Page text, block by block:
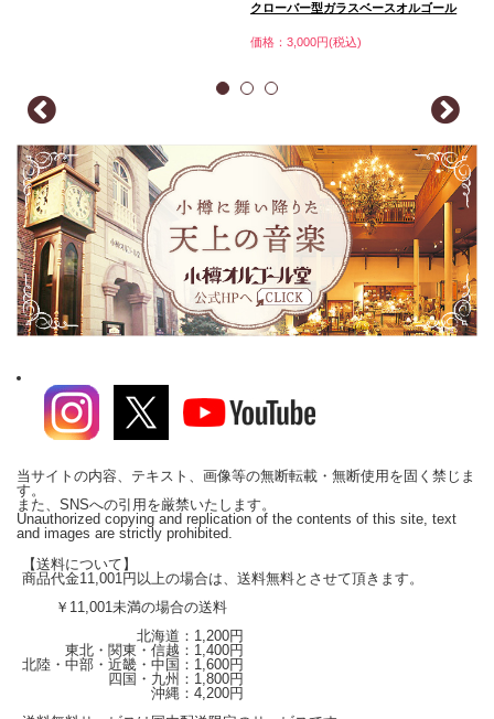
クローバー型ガラスベースオルゴール
価格：3,000円(税込)
当サイトの内容、テキスト、画像等の無断転載・無断使用を固く禁じま
す。
また、SNSへの引用を厳禁いたします。
Unauthorized copying and replication of the contents of this site, text
and images are strictly prohibited.
【送料について】
商品代金11,001円以上の場合は、送料無料とさせて頂きます。
￥11,001未満の場合の送料
北海道：1,200円
東北・関東・信越：1,400円
北陸・中部・近畿・中国：1,600円
四国・九州：1,800円
沖縄：4,200円